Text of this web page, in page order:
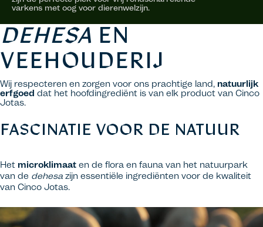
varkens met oog voor dierenwelzijn.
DEHESA EN
VEEHOUDERIJ
Wij respecteren en zorgen voor ons prachtige land, natuurlijk
erfgoed dat het hoofdingrediënt is van elk product van Cinco
Jotas.
FASCINATIE VOOR DE NATUUR
Het microklimaat en de flora en fauna van het natuurpark
van de dehesa zijn essentiële ingrediënten voor de kwaliteit
van Cinco Jotas.